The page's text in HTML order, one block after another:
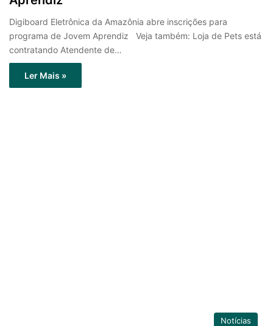
Digiboard Eletrônica da Amazônia abre inscrições para
programa de Jovem Aprendiz Veja também: Loja de Pets está
contratando Atendente de…
Ler Mais »
Notícias